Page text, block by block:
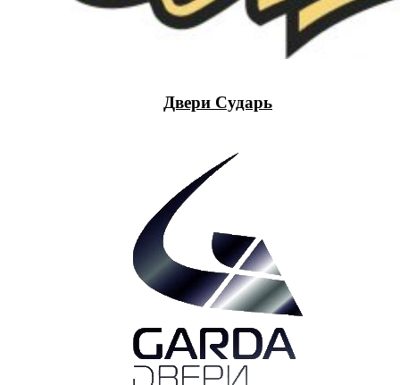
Двери Сударь